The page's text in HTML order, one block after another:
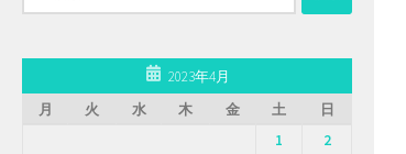
2023年4月
月
火 水 木 金 土
日
1
2